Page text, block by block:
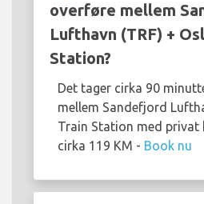
overføre mellem
Lufthavn (TRF) +
Station?
Det tager cirka 90
mellem Sandefjord
Train Station med privat
cirka 119 KM - Book nu